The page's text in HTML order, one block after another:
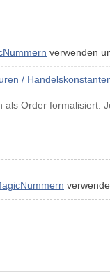
verwenden
/
Order formalisiert.